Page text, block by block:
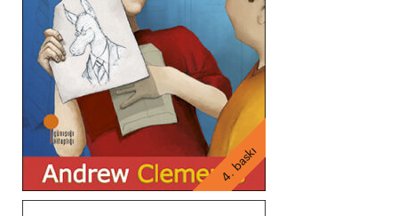
4. baskı